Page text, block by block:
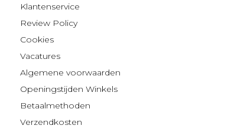
Klantenservice
Review Policy
Cookies
Vacatures
Algemene voorwaarden
Openingstijden Winkels
Betaalmethoden
Verzendkosten